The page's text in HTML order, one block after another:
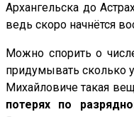
Архангельска до
ведь скоро начнётся
Можно спорить о
придумывать сколько
Михайловиче такая
потерях по